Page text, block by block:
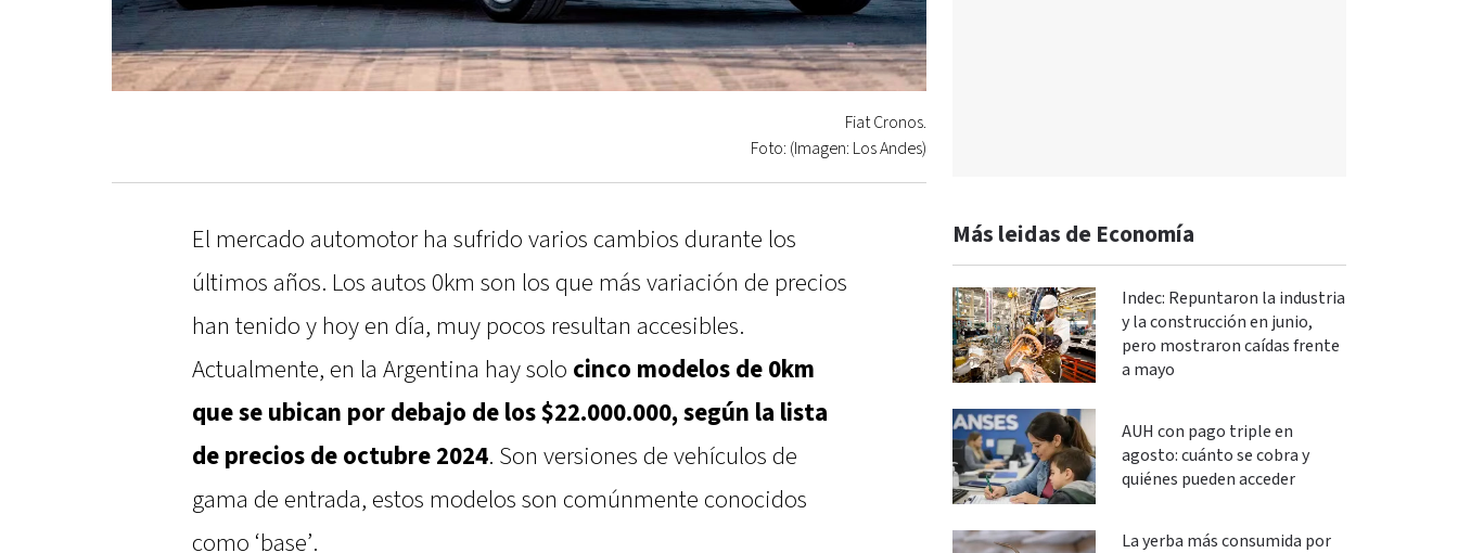
Fiat Cronos.
Foto: (Imagen: Los Andes)
El mercado automotor ha sufrido varios cambios durante los
últimos años. Los autos 0km son los que más variación de precios
han tenido y hoy en día, muy pocos resultan accesibles.
Actualmente, en la Argentina hay solo cinco modelos de 0km
que se ubican por debajo de los $22.000.000, según la lista
de precios de octubre 2024. Son versiones de vehículos de
gama de entrada, estos modelos son comúnmente conocidos
como ‘base’.
Más leidas de Economía
Indec: Repuntaron la industria
y la construcción en junio,
pero mostraron caídas frente
a mayo
AUH con pago triple en
agosto: cuánto se cobra y
quiénes pueden acceder
La yerba más consumida por